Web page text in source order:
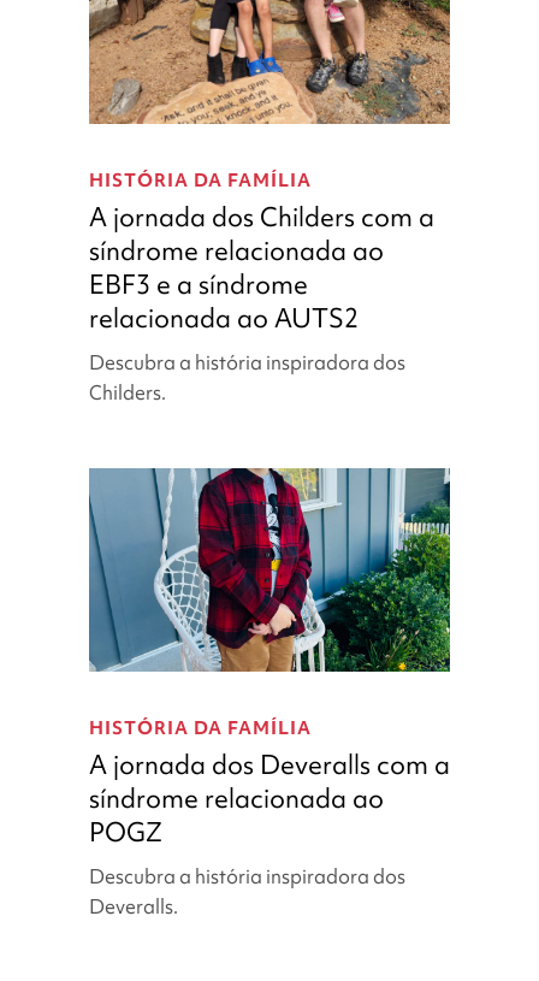
jornada
dos
Childers
com
a
síndrome
ao
EBF3
síndrome
relacionada
ao
AUTS2
HISTÓRIA DA FAMÍLIA
A jornada dos Childers com a
síndrome relacionada ao
EBF3 e a síndrome
relacionada ao AUTS2
Descubra a história inspiradora dos
Childers.
jornada
dos
Deveralls
com
a
relacionada
ao
HISTÓRIA DA FAMÍLIA
A jornada dos Deveralls com a
síndrome relacionada ao
POGZ
Descubra a história inspiradora dos
Deveralls.